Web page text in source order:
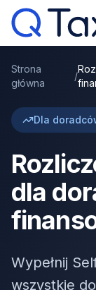
Strona
główna
/
Dla
dla
Wypełnij
wszystkie